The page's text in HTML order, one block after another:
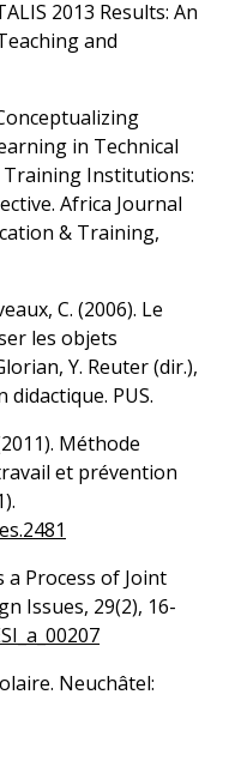
2013 Results: An
and
in Technical
Training Institutions:
Africa Journal
& Training,
C. (2006). Le
les objets
Y. Reuter (dir.),
didactique. PUS.
Méthode
et prévention
a Process of Joint
Issues, 29(2), 16-
Neuchâtel: